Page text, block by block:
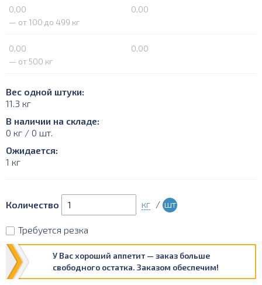
0,00
0,00
— от 100 до 499 кг
0,00
0,00
— от 500 кг
Вес одной штуки:
11.3 кг
В наличии на складе:
0 кг / 0 шт.
Ожидается:
1 кг
Количество кг / шт
Требуется резка
У Вас хороший аппетит — заказ больше
свободного остатка. Заказом обеспечим!